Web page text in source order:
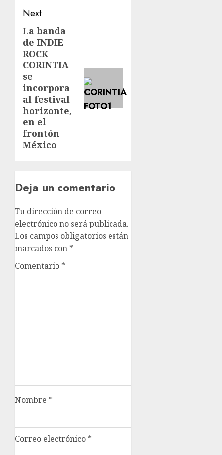
Next
La banda
de INDIE
ROCK
CORINTIA
se
incorpora
al festival
horizonte,
en el
frontón
México
Deja un comentario
Tu dirección de correo
electrónico no será publicada.
Los campos obligatorios están
marcados con *
Comentario *
Nombre *
Correo electrónico *